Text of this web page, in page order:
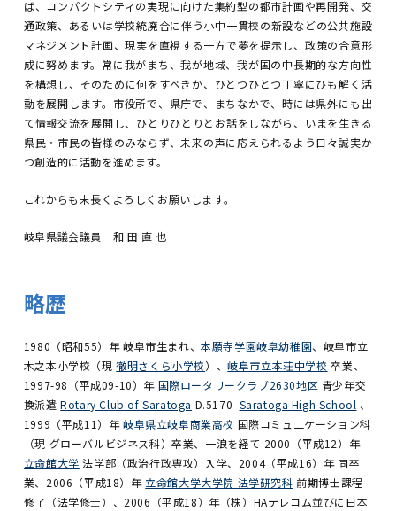
ば、コンパクトシティの実現に向けた集約型の都市計画や再開発、交
通政策、あるいは学校統廃合に伴う小中一貫校の新設などの公共施設
マネジメント計画、現実を直視する一方で夢を提示し、政策の合意形
成に努めます。常に我がまち、我が地域、我が国の中長期的な方向性
を構想し、そのために何をすべきか、ひとつひとつ丁寧にひも解く活
動を展開します。市役所で、県庁で、まちなかで、時には県外にも出
て情報交流を展開し、ひとりひとりとお話をしながら、いまを生きる
県民・市民の皆様のみならず、未来の声に応えられるよう日々誠実か
つ創造的に活動を進めます。
これからも末長くよろしくお願いします。
岐阜県議会議員 和 田 直 也
略歴
1980（昭和55）年 岐阜市生まれ、本願寺学園岐阜幼稚園、岐阜市立
木之本小学校（現徹明さくら小学校）、岐阜市立本荘中学校 卒業、
1997-98（平成09-10）年 国際ロータリークラブ2630地区 青少年交
換派遣Rotary Club of Saratoga D.5170 Saratoga High School 、
1999（平成11）年岐阜県立岐阜商業高校 国際コミュ二ケーション科
（現 グローバルビジネス科）卒業、一浪を経て 2000（平成12）年
立命館大学 法学部（政治行政専攻）入学、2004（平成16）年 同卒
業、2006（平成18）年 立命館大学大学院 法学研究科 前期博士課程
修了（法学修士）、2006（平成18）年（株）HAテレコム並びに日本